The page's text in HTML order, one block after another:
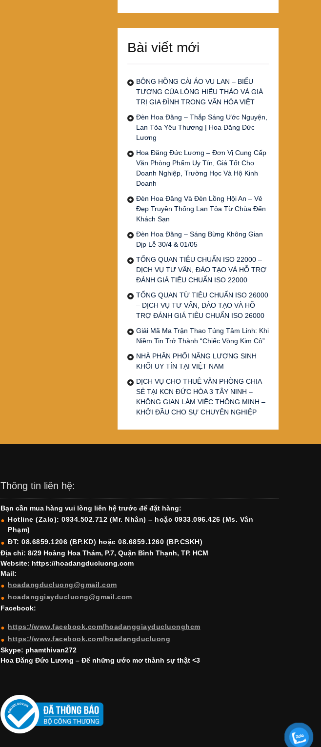
Bài viết mới
BÔNG HỒNG CÀI ÁO VU LAN – BIỂU
TƯỢNG CỦA LÒNG HIẾU THẢO VÀ GIÁ
TRỊ GIA ĐÌNH TRONG VĂN HÓA VIỆT
Đèn Hoa Đăng – Thắp Sáng Ước Nguyện,
Lan Tỏa Yêu Thương | Hoa Đăng Đức
Lương
Hoa Đăng Đức Lương – Đơn Vị Cung Cấp
Văn Phòng Phẩm Uy Tín, Giá Tốt Cho
Doanh Nghiệp, Trường Học Và Hộ Kinh
Doanh
Đèn Hoa Đăng Và Đèn Lồng Hội An – Vẻ
Đẹp Truyền Thống Lan Tỏa Từ Chùa Đến
Khách Sạn
Đèn Hoa Đăng – Sáng Bừng Không Gian
Dịp Lễ 30/4 & 01/05
TỔNG QUAN TIÊU CHUẨN ISO 22000 –
DỊCH VỤ TƯ VẤN, ĐÀO TẠO VÀ HỖ TRỢ
ĐÁNH GIÁ TIÊU CHUẨN ISO 22000
TỔNG QUAN TỪ TIÊU CHUẨN ISO 26000
– DỊCH VỤ TƯ VẤN, ĐÀO TẠO VÀ HỖ
TRỢ ĐÁNH GIÁ TIÊU CHUẨN ISO 26000
Giải Mã Ma Trận Thao Túng Tâm Linh: Khi
Niềm Tin Trở Thành “Chiếc Vòng Kim Cô”
NHÀ PHÂN PHỐI NĂNG LƯỢNG SINH
KHỐI UY TÍN TẠI VIỆT NAM
DỊCH VỤ CHO THUÊ VĂN PHÒNG CHIA
SẺ TẠI KCN ĐỨC HÒA 3 TÂY NINH –
KHÔNG GIAN LÀM VIỆC THÔNG MINH –
KHỞI ĐẦU CHO SỰ CHUYÊN NGHIỆP
Thông tin liên hệ:
Bạn cần mua hàng vui lòng liên hệ trước để đặt hàng:
Hotline (Zalo): 0934.502.712 (Mr. Nhân) – hoặc 0933.096.426 (Ms. Vân
Phạm)
ĐT: 08.6859.1206 (BP.KD) hoặc 08.6859.1260 (BP.CSKH)
Địa chỉ: 8/29 Hoàng Hoa Thám, P.7, Quận Bình Thạnh, TP. HCM
Website: https://hoadangducluong.com
Mail:
hoadangducluong@gmail.com
hoadanggiayducluong@gmail.com
Facebook:
https://www.facebook.com/hoadanggiayducluonghcm
https://www.facebook.com/hoadangducluong
Skype: phamthivan272
Hoa Đăng Đức Lương – Để những ước mơ thành sự thật <3